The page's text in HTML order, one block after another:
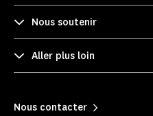
Nous soutenir
Aller plus loin
Nous contacter